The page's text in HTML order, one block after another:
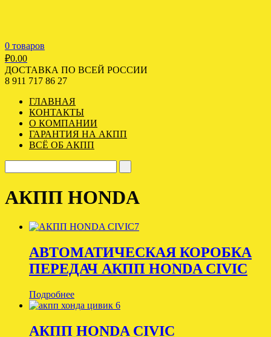
0 товаров
₽0.00
ДОСТАВКА ПО ВСЕЙ РОССИИ
8 911 717 86 27
ГЛАВНАЯ
КОНТАКТЫ
О КОМПАНИИ
ГАРАНТИЯ НА АКПП
ВСЁ ОБ АКПП
АКПП HONDA
АВТОМАТИЧЕСКАЯ КОРОБКА
ПЕРЕДАЧ АКПП HONDA CIVIC
Подробнее
АКПП HONDA CIVIC